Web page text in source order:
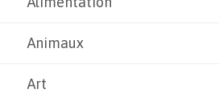
Animaux
Art